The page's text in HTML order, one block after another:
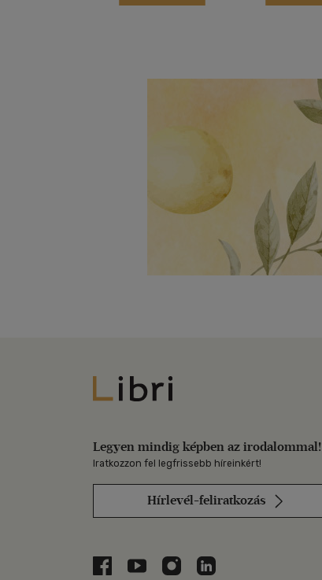
Libri
Legyen mindig képben az irodalommal!
Iratkozzon fel legfrissebb híreinkért!
Hírlevél-feliratkozás
Libri a Facebookon
Libri a Youtube-on
Libri az Instagramon
Libri a LinkedInen